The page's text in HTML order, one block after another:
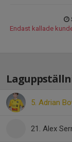
Endast kallade
5. Adrian
21. Alex